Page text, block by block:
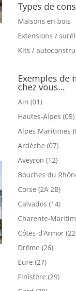
Types de
Maisons en bois
Extensions /
Kits /
Exemples de
chez vous…
Ain (01)
Hautes-Alpes (05)
Alpes Maritimes
Ardèche (07)
Aveyron (12)
Bouches du
Corse (2A 2B)
Calvados (14)
Charente-
Côtes-d’Armor
Drôme (26)
Eure (27)
Finistère (29)